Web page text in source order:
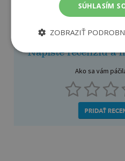
Recenzie
Napíšte recenziu a
Ako sa vám
PRIDAŤ
SÚHLASÍM
ZOBRAZIŤ